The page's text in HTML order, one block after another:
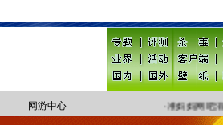
网游中心 准妈妈网吧